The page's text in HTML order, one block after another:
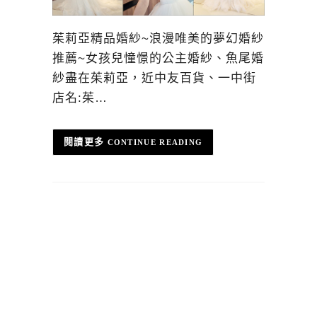
茱莉亞精品婚紗~浪漫唯美的夢幻婚紗
推薦~女孩兒憧憬的公主婚紗、魚尾婚
紗盡在茱莉亞，近中友百貨、一中街
店名:茱…
CONTINUE READING